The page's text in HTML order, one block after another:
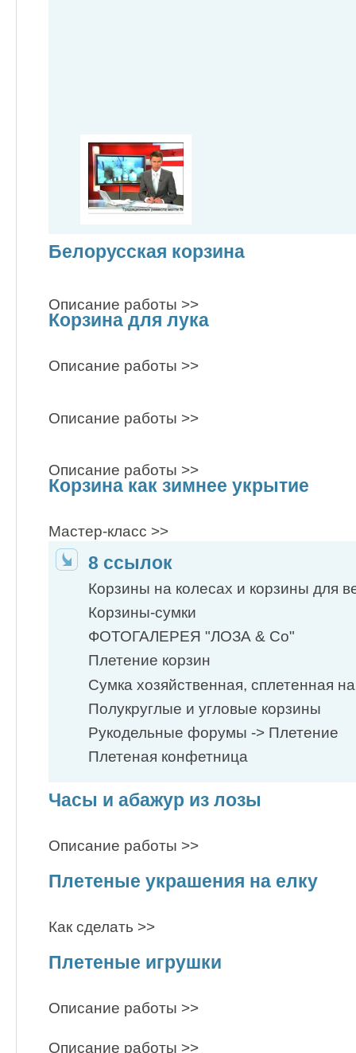
Белорусская корзина
Описание работы >>
Корзина для лука
Описание работы >>
Описание работы >>
Описание работы >>
Корзина как зимнее укрытие
Мастер-класс >>
8 ссылок
Корзины на колесах и корзины для
Корзины-сумки
ФОТОГАЛЕРЕЯ "ЛОЗА & Co"
Плетение корзин
Сумка хозяйственная, сплетенная
Полукруглые и угловые корзины
Рукодельные форумы -> Плетение
Плетеная конфетница
Часы и абажур из лозы
Описание работы >>
Плетеные украшения на елку
Как сделать >>
Плетеные игрушки
Описание работы >>
Описание работы >>